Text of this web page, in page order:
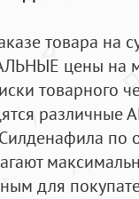
товара на
цены на
товарного
по
для